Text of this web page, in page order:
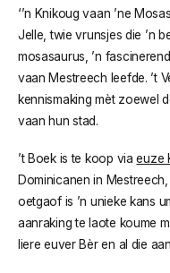
‘’n Knikoug vaan ’ne
Jelle, twie vrunsjes die ’n
mosasaurus, ’n
vaan Mestreech leefde. ’t
kennismaking mèt zoewel
vaan hun stad.
’t Boek is te koop viaeuze
Dominicanen in
oetgaof is ’n unieke kans
aanraking te laote koume
liere euver Bèr en al die